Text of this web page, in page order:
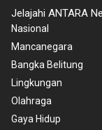
Jelajahi ANTARA
Nasional
Mancanegara
Bangka Belitung
Lingkungan
Olahraga
Gaya Hidup